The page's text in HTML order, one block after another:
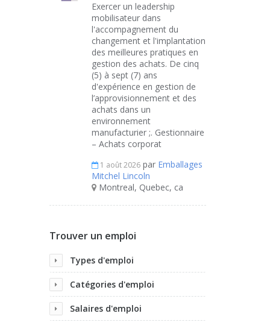
Exercer un leadership
mobilisateur dans
l'accompagnement du
changement et l'implantation
des meilleures pratiques en
gestion des achats. De cinq
(5) à sept (7) ans
d'expérience en gestion de
l’approvisionnement et des
achats dans un
environnement
manufacturier ;. Gestionnaire
– Achats corporat
1 août 2026 par Emballages
Mitchel Lincoln
Montreal, Quebec, ca
Trouver un emploi
Types d'emploi
Catégories d'emploi
Salaires d'emploi